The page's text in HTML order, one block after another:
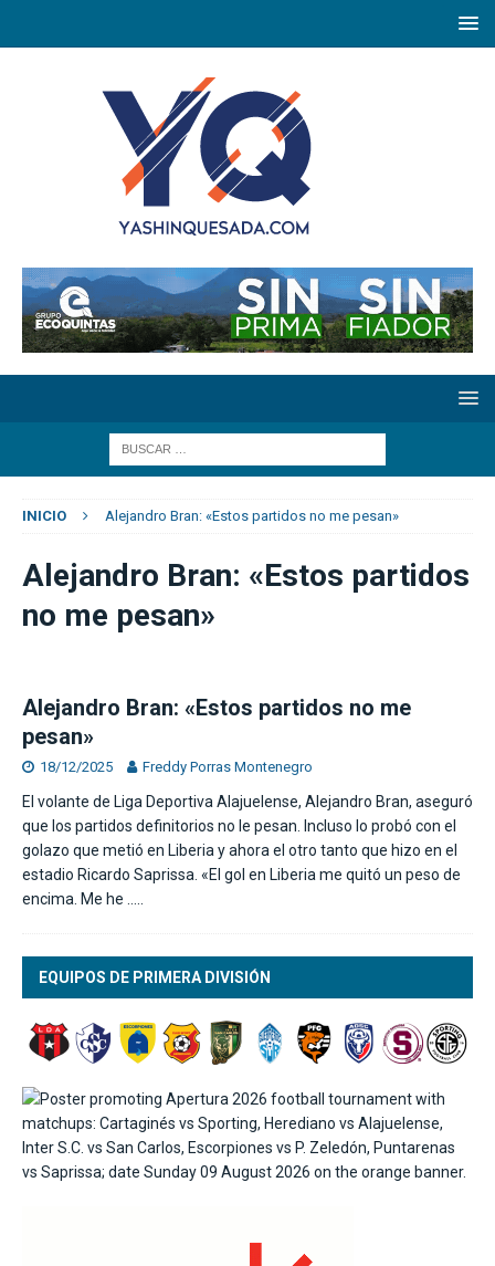
INICIO Alejandro Bran: «Estos partidos no me pesan»
Alejandro Bran: «Estos partidos
no me pesan»
Alejandro Bran: «Estos partidos no me
pesan»
18/12/2025 Freddy Porras Montenegro
El volante de Liga Deportiva Alajuelense, Alejandro Bran, aseguró
que los partidos definitorios no le pesan. Incluso lo probó con el
golazo que metió en Liberia y ahora el otro tanto que hizo en el
estadio Ricardo Saprissa. «El gol en Liberia me quitó un peso de
encima. Me he
EQUIPOS DE PRIMERA DIVISIÓN